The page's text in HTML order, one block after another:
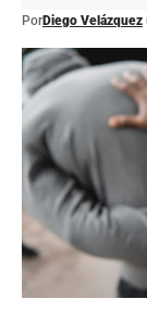
PorDiego Velázquez